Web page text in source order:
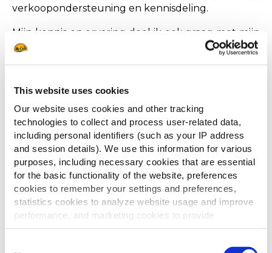
This website uses cookies
Our website uses cookies and other tracking
technologies to collect and process user-related data,
including personal identifiers (such as your IP address
and session details). We use this information for various
purposes, including necessary cookies that are essential
for the basic functionality of the website, preferences
cookies to remember your settings and preferences,
statistics cookies to analyze website usage and improve
performance, and marketing cookies to provide
personalized content and advertising.
verkoopondersteuning en kennisdeling.
Mijn kennis en ervaring deel ik ook graag met mijn
collega’s. We hebben een fijn team, waarin
word gelukkig nog altijd serieus genomen. Zelf
voel ik me ook absoluut geen ouwe rot. Ik ben
hier nog altijd op mijn plaats en elk succesje vier ik
nog met evenveel enthousiasme als in het begin.
Bijna dertig jaar later ben ik dus nog altijd blij dat
die krant er destijds lag bij mijn schoonouders.’
"SUCCES VIER IK NOG
NET ZO FANATIEK ALS